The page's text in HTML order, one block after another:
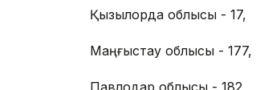
Қызылорда облысы - 17,
Маңғыстау облысы - 177,
Павлодар облысы - 182,